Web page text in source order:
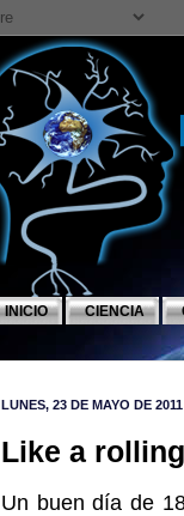
INICIO CIENCIA
LUNES, 23 DE MAYO DE 2011
Like a
Un buen día de